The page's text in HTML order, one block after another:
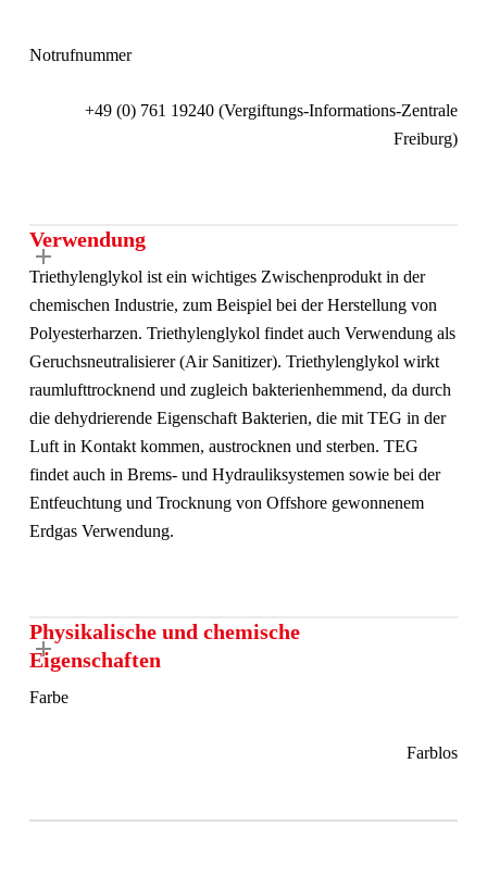
Notrufnummer
+49 (0) 761 19240 (Vergiftungs-Informations-Zentrale
Freiburg)
Verwendung
Triethylenglykol ist ein wichtiges Zwischenprodukt in der
chemischen Industrie, zum Beispiel bei der Herstellung von
Polyesterharzen. Triethylenglykol findet auch Verwendung als
Geruchsneutralisierer (Air Sanitizer). Triethylenglykol wirkt
raumlufttrocknend und zugleich bakterienhemmend, da durch
die dehydrierende Eigenschaft Bakterien, die mit TEG in der
Luft in Kontakt kommen, austrocknen und sterben. TEG
findet auch in Brems- und Hydrauliksystemen sowie bei der
Entfeuchtung und Trocknung von Offshore gewonnenem
Erdgas Verwendung.
Physikalische und chemische
Eigenschaften
Farbe
Farblos